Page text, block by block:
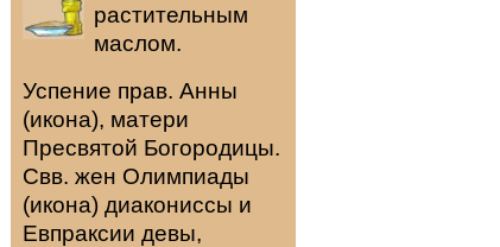
растительным
маслом.
Успение прав. Анны
(икона), матери
Пресвятой Богородицы.
Свв. жен Олимпиады
(икона) диакониссы и
Евпраксии девы,